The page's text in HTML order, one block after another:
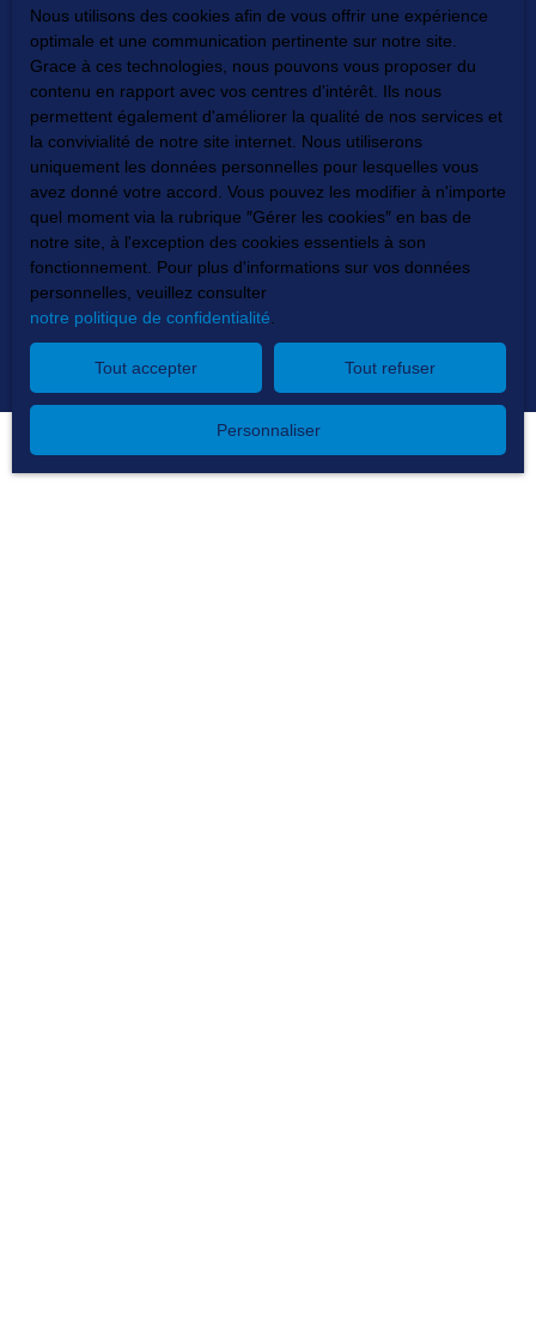
d'opposition au démarchage téléphonique, prévu par
l'article L223-1 du code de la consommation, sur le site
Internet www.bloctel.gouv.fr ou par courrier adressé à :
Société Worldline, Service Bloctel, CS 61311, 41013
BLOIS CEDEX.
Pour en savoir plus sur le traitement de vos données
personnelles, veuillez consulter notrepolitique de
confidentialité.
Recevoir des annonces
Nous utilisons des cookies afin de vous offrir une expérience
optimale et une communication pertinente sur notre site.
Grace à ces technologies, nous pouvons vous proposer du
contenu en rapport avec vos centres d'intérêt. Ils nous
permettent également d'améliorer la qualité de nos services et
la convivialité de notre site internet. Nous utiliserons
uniquement les données personnelles pour lesquelles vous
avez donné votre accord. Vous pouvez les modifier à n'importe
quel moment via la rubrique ″Gérer les cookies″ en bas de
notre site, à l'exception des cookies essentiels à son
fonctionnement. Pour plus d'informations sur vos données
personnelles, veuillez consulter
notre politique de confidentialité
Tout accepter Tout refuser
Personnaliser